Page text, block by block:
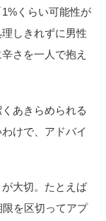
くらい可能性が
しきれずに男性
さを一人で抱え
あきらめられる
けで、アドバイ
大切。たとえば
を区切ってアプ